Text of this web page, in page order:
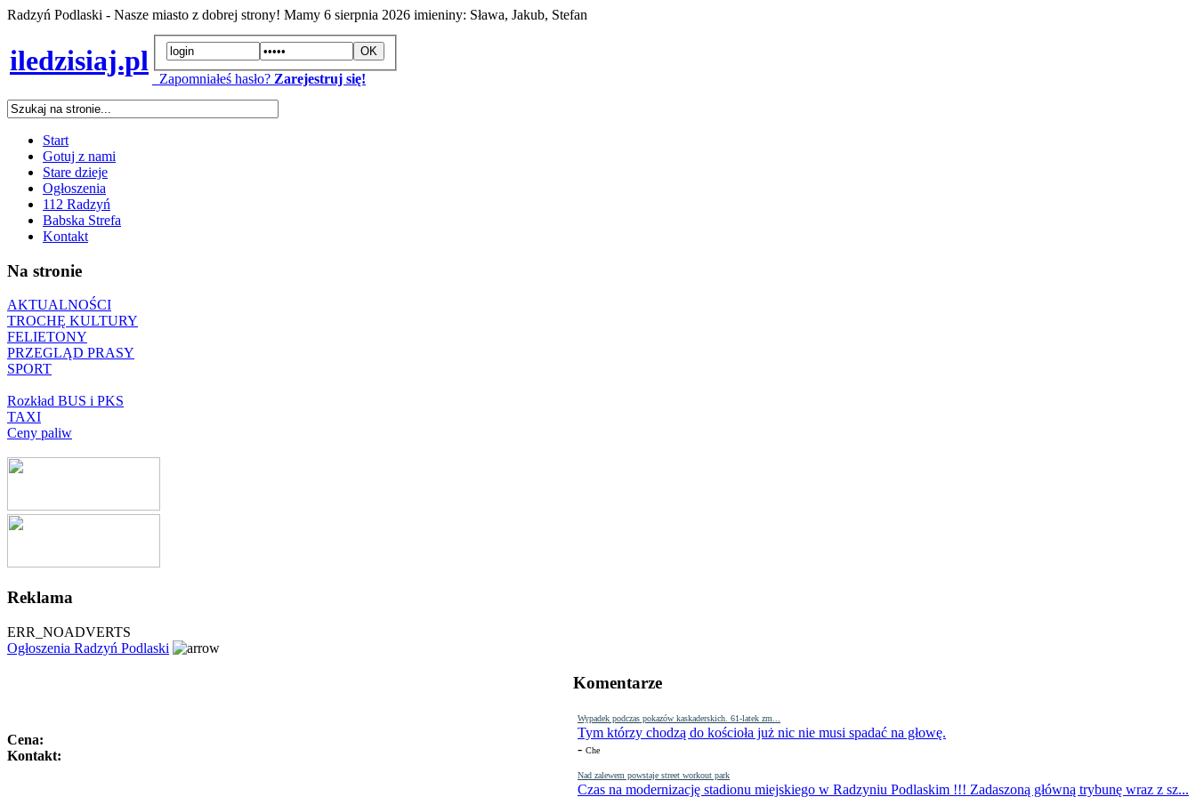
Radzyń Podlaski - Nasze miasto z dobrej strony! Mamy 6 sierpnia 2026 imieniny: Sława, Jakub, Stefan
iledzisiaj.pl
Zapomniałeś hasło? Zarejestruj się!
Start
Gotuj z nami
Stare dzieje
Ogłoszenia
112 Radzyń
Babska Strefa
Kontakt
Na stronie
AKTUALNOŚCI
TROCHĘ KULTURY
FELIETONY
PRZEGLĄD PRASY
SPORT
Rozkład BUS i PKS
TAXI
Ceny paliw
Reklama
ERR_NOADVERTS
Komentarze
Wypadek podczas pokazów kaskaderskich. 61-latek zm...
Tym którzy chodzą do kościoła już nic nie musi spadać na głowę.
- Che
Nad zalewem powstaje street workout park
Czas na modernizację stadionu miejskiego w Radzyniu Podlaskim !!! Zadaszoną główną trybunę wraz z sz...
Ogłoszenia Radzyń Podlaski
Cena:
Kontakt: